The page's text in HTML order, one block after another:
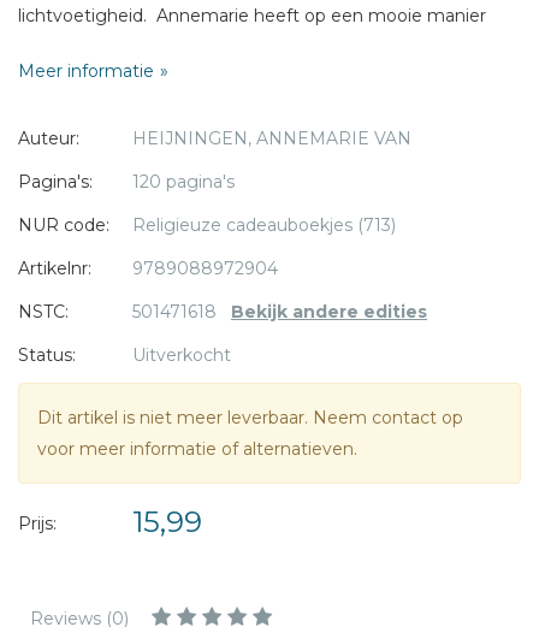
lichtvoetigheid. Annemarie heeft op een mooie manier
van wachten op een medisch onderzoek, stelt ze zichzelf -
en dood, om tot de slotsom te komen dat het je leven
verrijkt wanneer je de dood onder ogen durft te zien.
Meer informatie
Auteur:
HEIJNINGEN, ANNEMARIE VAN
Pagina's:
120 pagina's
NUR code:
Religieuze cadeauboekjes (713)
Artikelnr:
9789088972904
NSTC:
501471618 Bekijk andere edities
Status:
Uitverkocht
Dit artikel is niet meer leverbaar. Neem contact op
voor meer informatie of alternatieven.
Prijs: 15,99
Reviews (0)